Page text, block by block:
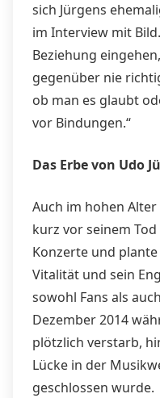
sich Jürgens
im Interview mit
Beziehung
gegenüber nie
ob man es glaubt
vor Bindungen.“
Das Erbe von Udo
Auch im hohen
kurz vor seinem
Konzerte und
Vitalität und sein
sowohl Fans als
Dezember 2014
plötzlich verstarb,
Lücke in der
geschlossen wurde.